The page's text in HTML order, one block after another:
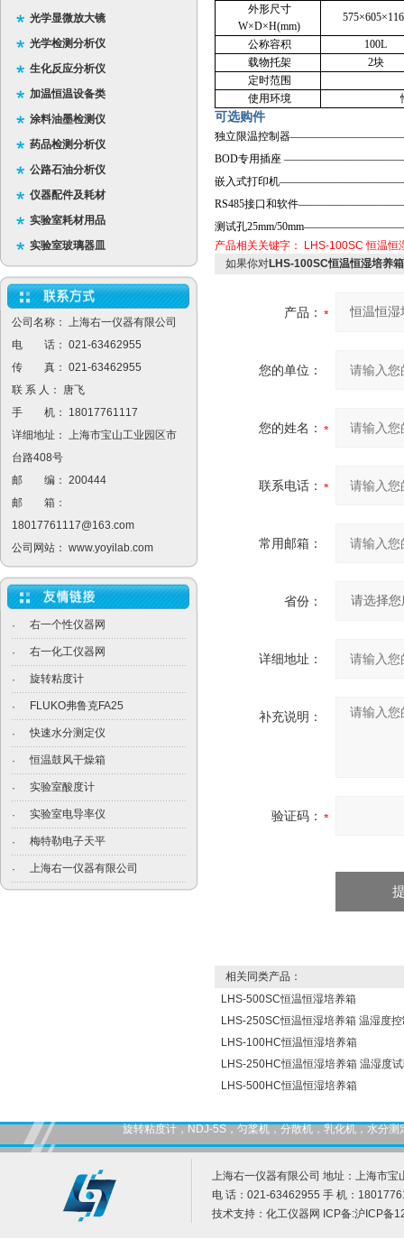
光学显微放大镜
光学检测分析仪
生化反应分析仪
加温恒温设备类
涂料油墨检测仪
药品检测分析仪
公路石油分析仪
仪器配件及耗材
实验室耗材用品
实验室玻璃器皿
公司名称： 上海右一仪器有限公司
电 话： 021-63462955
传 真： 021-63462955
联 系 人： 唐飞
手 机： 18017761117
详细地址： 上海市宝山工业园区市
台路408号
邮 编： 200444
邮 箱：
18017761117@163.com
公司网站： www.yoyilab.com
· 右一个性仪器网
· 右一化工仪器网
· 旋转粘度计
· FLUKO弗鲁克FA25
· 快速水分测定仪
· 恒温鼓风干燥箱
· 实验室酸度计
· 实验室电导率仪
· 梅特勒电子天平
· 上海右一仪器有限公司
外形尺寸
W×D×H(mm)
公称容积
100L
载物托架
2块
定时范围
使用环境
可选购件
独立限温控制器
BOD专用插座
嵌入式打印机
RS485接口和软件
测试孔25mm/
产品相关关键字：
LHS-100SC 恒温恒
如果你对LHS-100SC恒温恒湿培养箱
产品：
您的单位：
您的姓名：
联系电话：
常用邮箱：
省份：
详细地址：
补充说明：
验证码：
相关同类产品：
LHS-500SC恒温恒湿培养箱
LHS-250SC恒温恒湿培养箱 温湿度
LHS-100HC恒温恒湿培养箱
LHS-250HC恒温恒湿培养箱 温湿度
LHS-500HC恒温恒湿培养箱
旋转粘度计，NDJ-5S，匀桨机，分散机，乳化机，水分
上海右一仪器有限公司 地址：上海市宝
电 话：021-63462955 手 机：
技术支持： 化工仪器网 ICP备:沪ICP备